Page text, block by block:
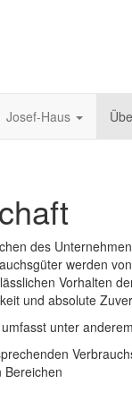
Josef-Haus
des
werden
Vorhalten
und absolute
unter
Bereichen